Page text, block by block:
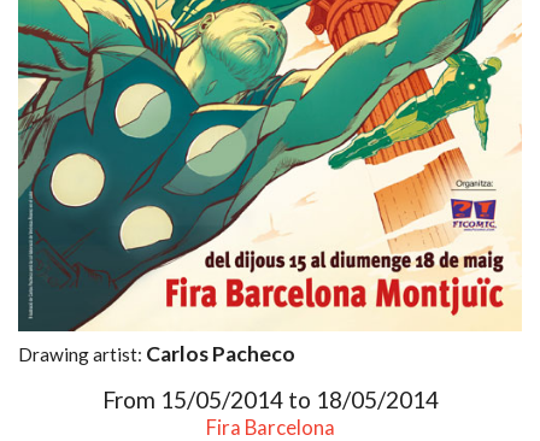
Drawing artist: Carlos Pacheco
From 15/05/2014 to 18/05/2014
Fira Barcelona